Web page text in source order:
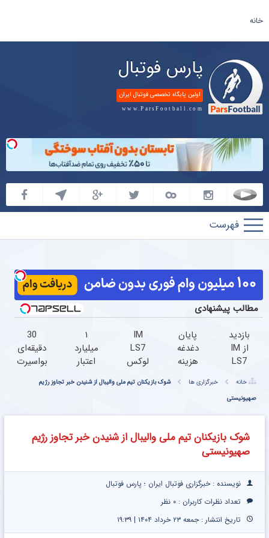
خانه
پارس فوتبال
اولین پایگاه تخصصی فوتبال ایران
www.ParsFootball.com
پارس
فوتبال
مطالب پیشنهادی
بازدید
از IM
LS7
ترین
شاسی
بلند
ایران
در
انقلاب
پایان
دغدغه
هزینه
دندان
با پک
کننده
IM
LS7
لوکس
شاسی
برقی
۱
میلیارد
اعتبار
طلا |
ضامن
30
دقیقه‌ای
بواسیرت
همیشه
می‌شه!
خانه خبرگزاری ها
شوک بازیکنان تیم ملی والیبال از شنیدن خبر تجاوز رژیم
صهیونیستی
شوک بازیکنان تیم ملی والیبال از شنیدن خبر تجاوز رژیم
صهیونیستی
نویسنده : خبرگزاری فوتبال ایران ؛ پارس فوتبال
تعداد نظرات کاربران : ۰ نظر
تاریخ انتشار : جمعه ۲۳ خرداد ۱۴۰۴ | ۱۹:۳۹